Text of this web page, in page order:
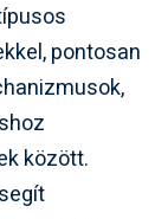
pontosan
között.